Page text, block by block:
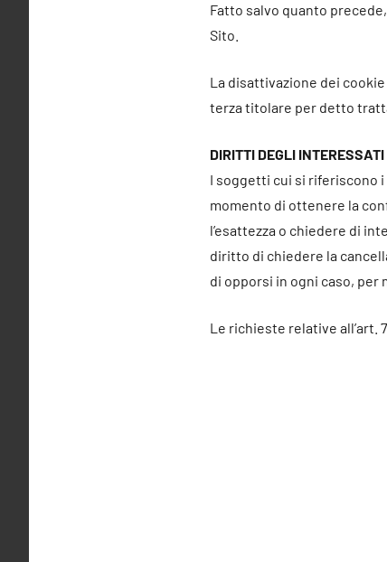
Fatto salvo quanto
Sito.
La disattivazione dei
terza titolare per detto
DIRITTI DEGLI INTERESSATI
I soggetti cui si riferiscono i
momento di ottenere la
l’esattezza o chiedere di
diritto di chiedere la
di opporsi in ogni caso,
Le richieste relative all’art.